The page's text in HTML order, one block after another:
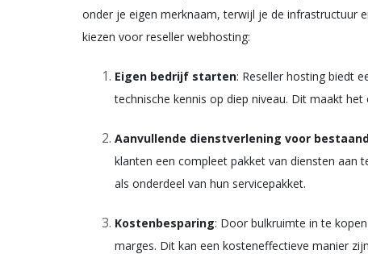
onder je eigen merknaam, terwijl je de infrastructuur
kiezen voor reseller webhosting:
Eigen bedrijf starten: Reseller hosting biedt
technische kennis op diep niveau. Dit maakt
Aanvullende dienstverlening voor
klanten een compleet pakket van diensten aan
als onderdeel van hun servicepakket.
Kostenbesparing: Door bulkruimte in te
marges. Dit kan een kosteneffectieve manier